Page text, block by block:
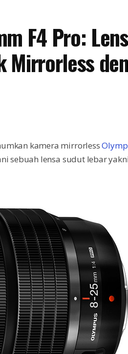
F4 Pro:
Mirrorless
kamera mirrorless
sebuah lensa sudut lebar